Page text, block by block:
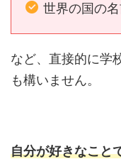
世界の国の
など、直接的に学
も構いません。
自分が好きなこと